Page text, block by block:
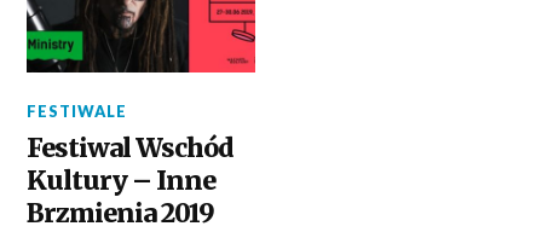
FESTIWALE
Festiwal Wschód
Kultury – Inne
Brzmienia 2019